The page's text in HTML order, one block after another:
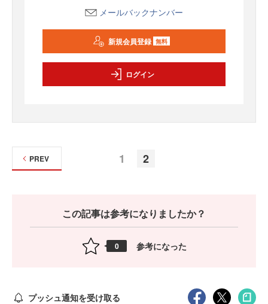
メールバックナンバー
新規会員登録 無料
ログイン
1 2
PREV
この記事は参考になりましたか？
0 参考になった
プッシュ通知を受け取る